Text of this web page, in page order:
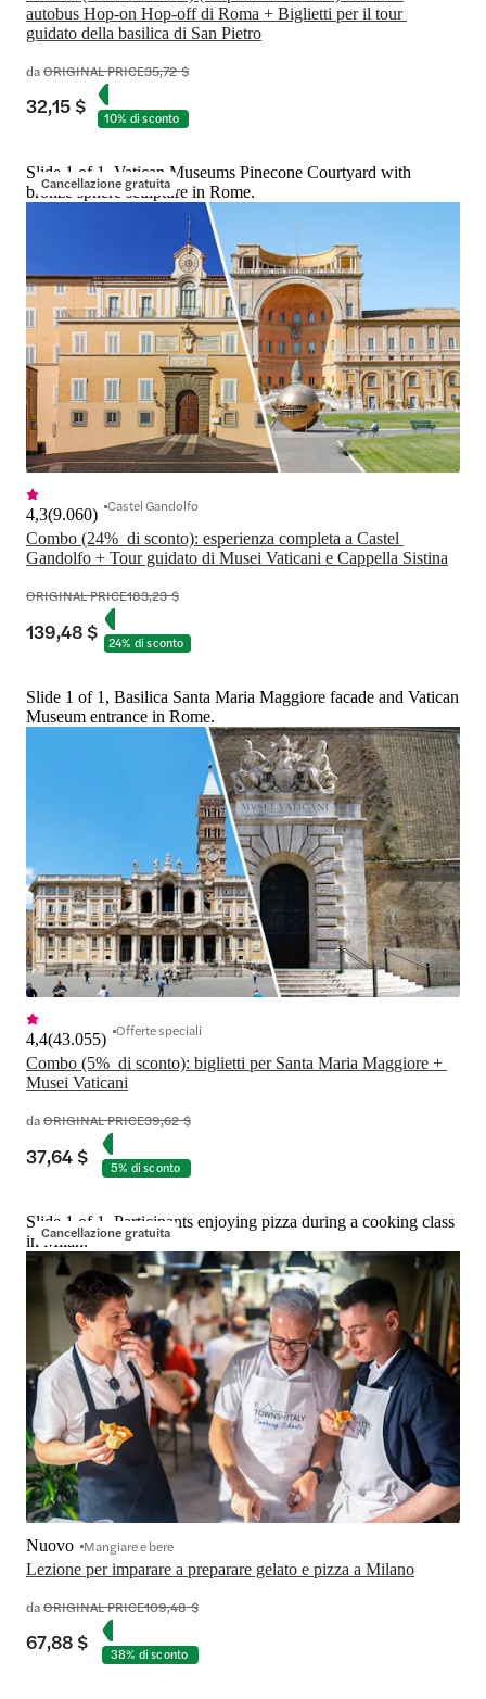
autobus Hop-on Hop-off di Roma + Biglietti per il tour
guidato della basilica di San Pietro
daORIGINAL PRICE35,72 $
32,15 $ 10% di sconto
Cancellazione gratuita
Slide 1 of 1, Vatican Museums Pinecone Courtyard with
bronze sphere sculpture in Rome.
Combo (24%  di sconto): esperienza completa a Castel
Gandolfo + Tour guidato di Musei Vaticani e Cappella Sistina
4,3(9.060) Castel Gandolfo
ORIGINAL PRICE183,23 $
139,48 $ 24% di sconto
Slide 1 of 1, Basilica Santa Maria Maggiore facade and Vatican
Museum entrance in Rome.
Combo (5%  di sconto): biglietti per Santa Maria Maggiore +
Musei Vaticani
4,4(43.055) Offerte speciali
daORIGINAL PRICE39,62 $
37,64 $ 5% di sconto
Cancellazione gratuita
Slide 1 of 1, Participants enjoying pizza during a cooking class
in Milan.
Lezione per imparare a preparare gelato e pizza a Milano
Nuovo Mangiare e bere
daORIGINAL PRICE109,48 $
67,88 $ 38% di sconto